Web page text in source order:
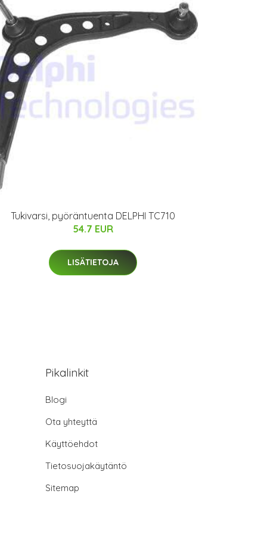
Tukivarsi, pyöräntuenta DELPHI TC710
54.7 EUR
LISÄTIETOJA
Pikalinkit
Blogi
Ota yhteyttä
Käyttöehdot
Tietosuojakäytäntö
Sitemap